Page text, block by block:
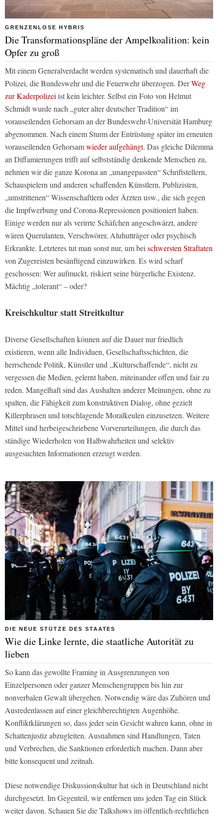
GRENZENLOSE HYBRIS
Die Transformationspläne der Ampelkoalition: kein
Opfer zu groß
Mit einem Generalverdacht werden systematisch und dauerhaft die
Polizei, die Bundeswehr und die Feuerwehr überzogen. DerWeg
zur Kaderpolizei ist kein leichter. Selbst ein Foto von Helmut
Schmidt wurde nach „guter alter deutscher Tradition“ im
vorauseilenden Gehorsam an der Bundeswehr-Universität Hamburg
abgenommen. Nach einem Sturm der Entrüstung später im erneuten
vorauseilenden Gehorsamwieder aufgehängt. Das gleiche Dilemma
an Diffamierungen trifft auf selbstständig denkende Menschen zu,
nehmen wir die ganze Korona an „unangepassten“ Schriftstellern,
Schauspielern und anderen schaffenden Künstlern, Publizisten,
„umstrittenen“ Wissenschaftlern oder Ärzten usw., die sich gegen
die Impfwerbung und Corona-Repressionen positioniert haben.
Einige werden nur als verirrte Schäfchen angeschwärzt, andere
wären Querulanten, Verschwörer, Aluhutträger oder psychisch
Erkrankte. Letzteres tut man sonst nur, um bei schwersten Straftaten
von Zugereisten besänftigend einzuwirken. Es wird scharf
geschossen: Wer aufmuckt, riskiert seine bürgerliche Existenz.
Mächtig „tolerant“ – oder?
Kreischkultur statt Streitkultur
Diverse Gesellschaften können auf die Dauer nur friedlich
existieren, wenn alle Individuen, Gesellschaftsschichten, die
herrschende Politik, Künstler und „Kulturschaffende“, nicht zu
vergessen die Medien, gelernt haben, miteinander offen und fair zu
reden. Mangelhaft sind das Aushalten anderer Meinungen, ohne zu
spalten, die Fähigkeit zum konstruktiven Dialog, ohne gezielt
Killerphrasen und totschlagende Moralkeulen einzusetzen. Weitere
Mittel sind herbeigeschriebene Vorverurteilungen, die durch das
ständige Wiederholen von Halbwahrheiten und selektiv
ausgesuchten Informationen erzeugt werden.
DIE NEUE STÜTZE DES STAATES
Wie die Linke lernte, die staatliche Autorität zu
lieben
So kann das gewollte Framing in Ausgrenzungen von
Einzelpersonen oder ganzer Menschengruppen bis hin zur
nonverbalen Gewalt übergehen. Notwendig wäre das Zuhören und
Ausredenlassen auf einer gleichberechtigten Augenhöhe.
Konfliktklärungen so, dass jeder sein Gesicht wahren kann, ohne in
Schattenjustiz abzugleiten. Ausnahmen sind Handlungen, Taten
und Verbrechen, die Sanktionen erforderlich machen. Dann aber
bitte konsequent und zeitnah.
Diese notwendige Diskussionskultur hat sich in Deutschland nicht
durchgesetzt. Im Gegenteil, wir entfernen uns jeden Tag ein Stück
weiter davon. Schauen Sie die Talkshows im öffentlich-rechtlichen